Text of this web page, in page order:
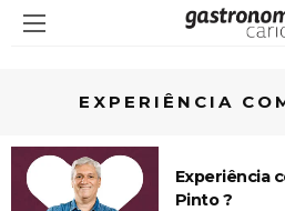
EXPERIÊNCIA
Experiência
Pinto ?